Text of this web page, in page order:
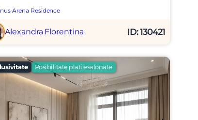
Arena Residence
Alexandra Florentina ID: 130421
Posibilitate plati esalonate